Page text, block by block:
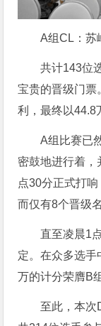
A组CL：苏
共计143位
宝贵的晋级门票
利，最终以44.8
A组比赛已
密鼓地进行着
点30分正式打
而仅有8个晋级名
直至凌晨1
定。在众多选手
万的计分荣膺B
至此，本次